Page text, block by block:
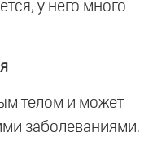
у него много
телом и может
заболеваниями.